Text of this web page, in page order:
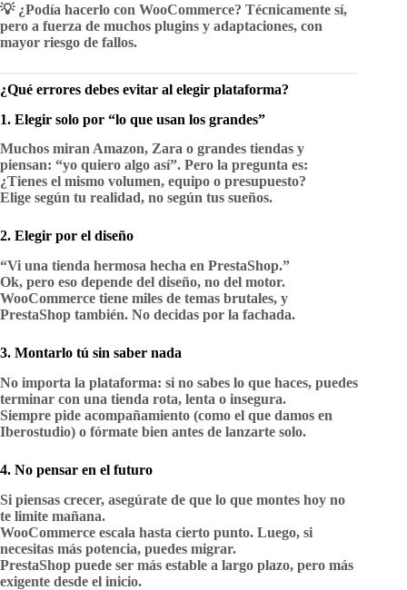
💡 ¿Podía hacerlo con WooCommerce? Técnicamente sí,
pero a fuerza de muchos plugins y adaptaciones, con
mayor riesgo de fallos.
¿Qué errores debes evitar al elegir plataforma?
1. Elegir solo por “lo que usan los grandes”
Muchos miran Amazon, Zara o grandes tiendas y
piensan: “yo quiero algo así”. Pero la pregunta es:
¿Tienes el mismo volumen, equipo o presupuesto?
Elige según tu realidad, no según tus sueños.
2. Elegir por el diseño
“Vi una tienda hermosa hecha en PrestaShop.”
Ok, pero eso depende del diseño, no del motor.
WooCommerce tiene miles de temas brutales, y
PrestaShop también. No decidas por la fachada.
3. Montarlo tú sin saber nada
No importa la plataforma: si no sabes lo que haces, puedes
terminar con una tienda rota, lenta o insegura.
Siempre pide acompañamiento (como el que damos en
Iberostudio) o fórmate bien antes de lanzarte solo.
4. No pensar en el futuro
Si piensas crecer, asegúrate de que lo que montes hoy no
te limite mañana.
WooCommerce escala hasta cierto punto. Luego, si
necesitas más potencia, puedes migrar.
PrestaShop puede ser más estable a largo plazo, pero más
exigente desde el inicio.